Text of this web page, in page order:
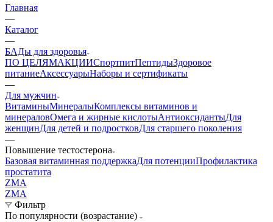
Главная
—
Каталог
—
БАДы для здоровья
ПО ЦЕЛЯМАКЦИИСпортпитПептидыЗдоровое
питаниеАксессуарыНаборы и сертификаты
—
Для мужчин
ВитаминыМинералыКомплексы витаминов и
минераловОмега и жирные кислотыАнтиоксидантыДля
женщинДля детей и подростковДля старшего поколения
—
Повышение тестостерона
Базовая витаминная поддержкаДля потенцииПрофилактика
простатита
ZMA
ZMA
Фильтр
По популярности (возрастание)